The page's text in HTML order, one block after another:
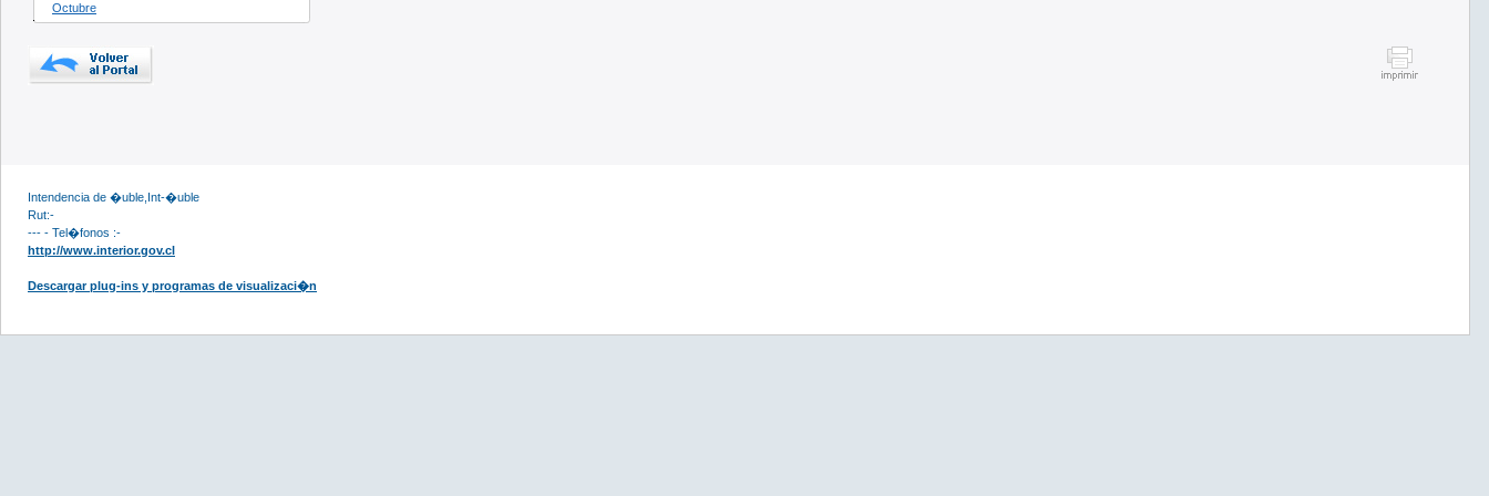
Octubre
Intendencia de �uble,Int-�uble
Rut:-
--- - Tel�fonos :-
http://www.interior.gov.cl
Descargar plug-ins y programas de visualizaci�n